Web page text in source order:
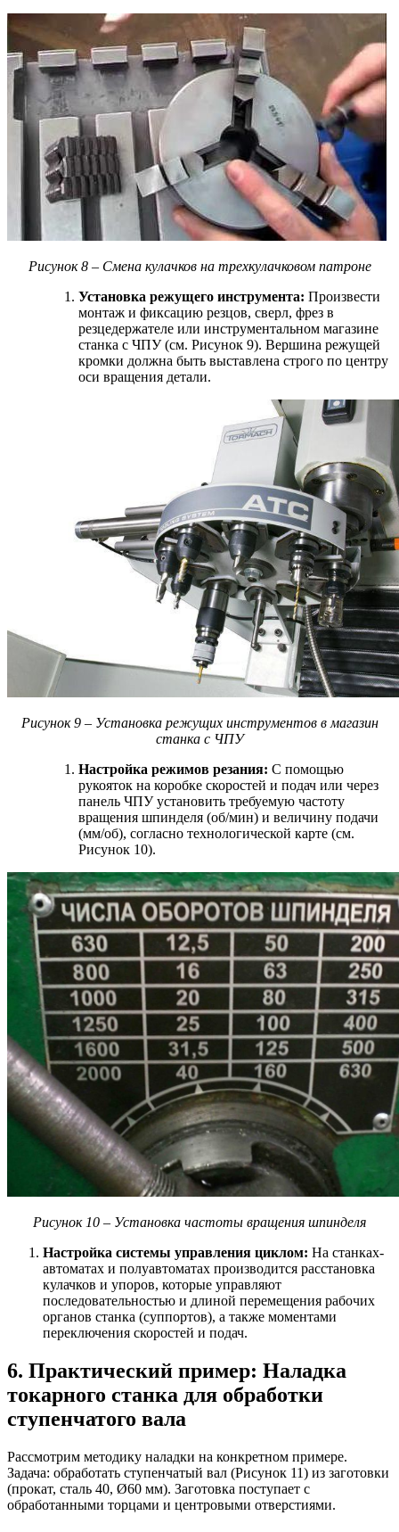
Рисунок 8 – Смена кулачков на трехкулачковом патроне
Установка режущего инструмента: Произвести
монтаж и фиксацию резцов, сверл, фрез в
резцедержателе или инструментальном магазине
станка с ЧПУ (см. Рисунок 9). Вершина режущей
кромки должна быть выставлена строго по центру
оси вращения детали.
Рисунок 9 – Установка режущих инструментов в магазин
станка с ЧПУ
Настройка режимов резания: С помощью
рукояток на коробке скоростей и подач или через
панель ЧПУ установить требуемую частоту
вращения шпинделя (об/мин) и величину подачи
(мм/об), согласно технологической карте (см.
Рисунок 10).
Рисунок 10 – Установка частоты вращения шпинделя
Настройка системы управления циклом: На станках-
автоматах и полуавтоматах производится расстановка
кулачков и упоров, которые управляют
последовательностью и длиной перемещения рабочих
органов станка (суппортов), а также моментами
переключения скоростей и подач.
6. Практический пример: Наладка
токарного станка для обработки
ступенчатого вала
Рассмотрим методику наладки на конкретном примере.
Задача: обработать ступенчатый вал (Рисунок 11) из заготовки
(прокат, сталь 40, Ø60 мм). Заготовка поступает с
обработанными торцами и центровыми отверстиями.